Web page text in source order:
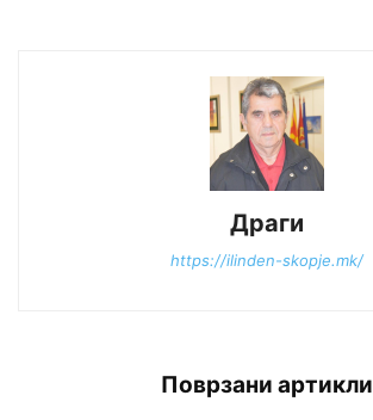
Драги
https://ilinden-skopje.mk/
Поврзани артикли